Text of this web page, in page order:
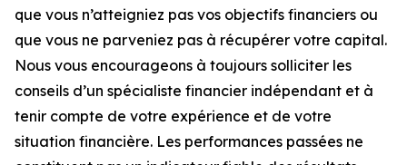
que vous n’atteigniez pas vos objectifs financiers ou
que vous ne parveniez pas à récupérer votre capital.
Nous vous encourageons à toujours solliciter les
conseils d’un spécialiste financier indépendant et à
tenir compte de votre expérience et de votre
situation financière. Les performances passées ne